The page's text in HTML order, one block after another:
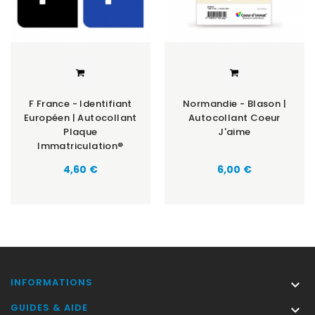
F France - Identifiant
Européen | Autocollant
Plaque
Immatriculation®
Prix
4,60 €
Normandie - Blason |
Autocollant Coeur
J'aime
Prix
6,00 €
INFORMATIONS 
GUIDES & AIDE 